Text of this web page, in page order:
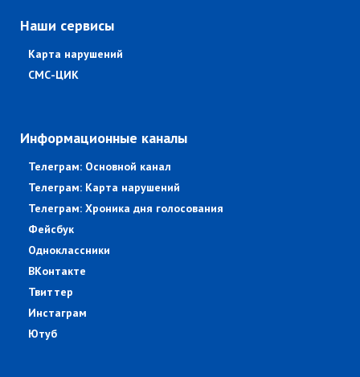
Наши сервисы
Карта нарушений
СМС-ЦИК
Информационные каналы
Телеграм: Основной канал
Телеграм: Карта нарушений
Телеграм: Хроника дня голосования
Фейсбук
Одноклассники
ВКонтакте
Твиттер
Инстаграм
Ютуб